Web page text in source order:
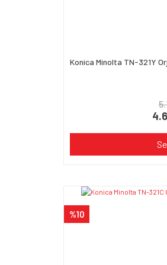
Konica Minolta TN-321Y
%10